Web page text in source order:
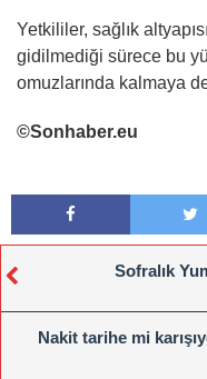
Yetkililer, sağlık
gidilmediği sürece bu
omuzlarında kalmaya
©Sonhaber.eu
Sofralık
Nakit tarihe mi